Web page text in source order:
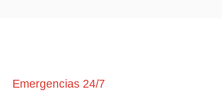
Emergencias 24/7